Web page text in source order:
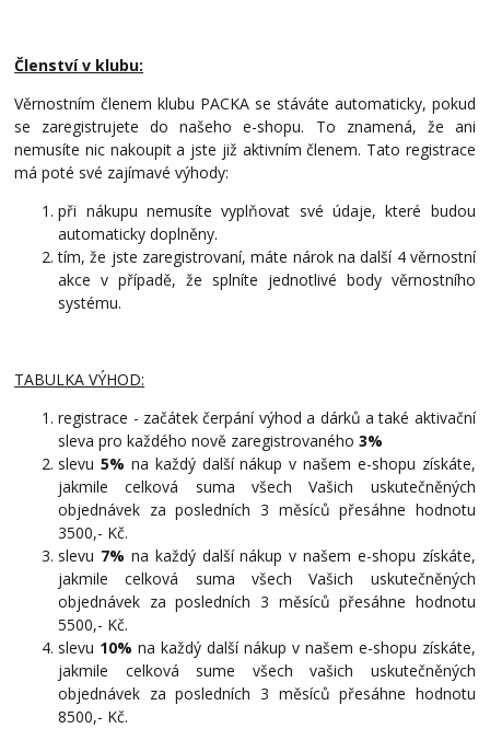
Členství v klubu:
Věrnostním členem klubu PACKA se stáváte automaticky, pokud
se zaregistrujete do našeho e-shopu. To znamená, že ani
nemusíte nic nakoupit a jste již aktivním členem. Tato registrace
má poté své zajímavé výhody:
při nákupu nemusíte vyplňovat své údaje, které budou
automaticky doplněny.
tím, že jste zaregistrovaní, máte nárok na další 4 věrnostní
akce v případě, že splníte jednotlivé body věrnostního
systému.
TABULKA VÝHOD:
registrace - začátek čerpání výhod a dárků a také aktivační
sleva pro každého nově zaregistrovaného3%
slevu 5% na každý další nákup v našem e-shopu získáte,
jakmile celková suma všech Vašich uskutečněných
objednávek za posledních 3 měsíců přesáhne hodnotu
3500,- Kč.
slevu 7% na každý další nákup v našem e-shopu získáte,
jakmile celková suma všech Vašich uskutečněných
objednávek za posledních 3 měsíců přesáhne hodnotu
5500,- Kč.
slevu 10% na každý další nákup v našem e-shopu získáte,
jakmile celková sume všech vašich uskutečněných
objednávek za posledních 3 měsíců přesáhne hodnotu
8500,- Kč.